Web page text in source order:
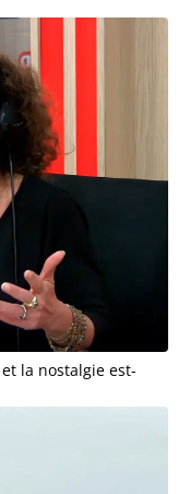
la nostalgie est-